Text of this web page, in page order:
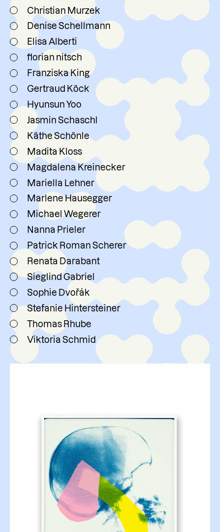
Christian Murzek
Denise Schellmann
Elisa Alberti
florian nitsch
Franziska King
Gertraud Köck
Hyunsun Yoo
Jasmin Schaschl
Käthe Schönle
Madita Kloss
Magdalena Kreinecker
Mariella Lehner
Marlene Hausegger
Michael Wegerer
Nanna Prieler
Patrick Roman Scherer
Renata Darabant
Sieglind Gabriel
Sophie Dvořák
Stefanie Hintersteiner
Thomas Rhube
Viktoria Schmid